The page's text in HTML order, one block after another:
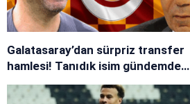
Galatasaray’dan sürpriz transfer
hamlesi! Tanıdık isim gündemde…